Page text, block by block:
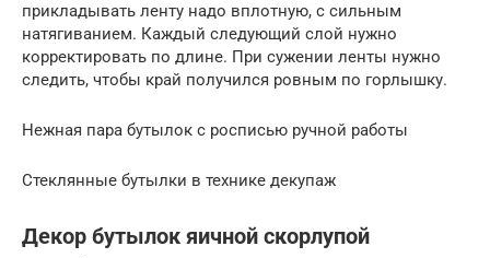
прикладывать ленту надо вплотную, с сильным
натягиванием. Каждый следующий слой нужно
корректировать по длине. При сужении ленты нужно
следить, чтобы край получился ровным по горлышку.
Нежная пара бутылок с росписью ручной работы
Стеклянные бутылки в технике декупаж
Декор бутылок яичной скорлупой